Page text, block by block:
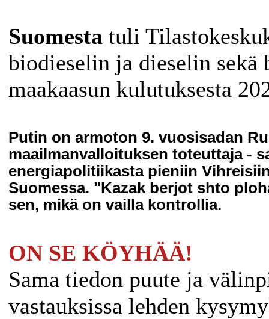
Suomesta tuli
biodieselin ja dieselin sekä
maakaasun kulutuksesta
Putin on armoton 9. vuosisadan
maailmanvalloituksen toteuttaja -
energiapolitiikasta pieniin
Suomessa. "Kazak berjot shto
sen, mikä on vailla kontrollia.
ON SE KÖYHÄÄ!
Sama tiedon puute ja
vastauksissa lehden